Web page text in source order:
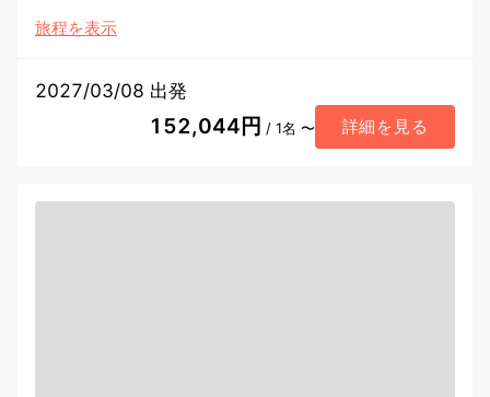
旅程を表示
2027/03/08 出発
152,044円 / 1名 〜 詳細を見る